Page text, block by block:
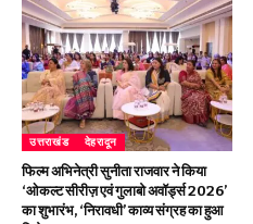
उत्तराखंड देहरादून
फिल्म अभिनेत्री सुनीता राजवार ने किया
‘ओकल्ट सीरीज़ एवं गुलाबो अवॉर्ड्स 2026’
का शुभारंभ, ‘निरावधी’ काव्य संग्रह का हुआ